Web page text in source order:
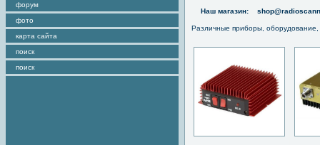
форум
фото
карта сайта
поиск
поиск
Наш магазин:
Различные приборы,